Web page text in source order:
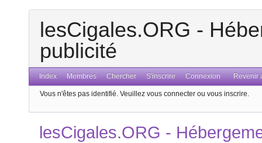
lesCigales.ORG -
publicité
Index Membres Chercher S'inscrire Connexion Revenir
Vous n'êtes pas identifié. Veuillez vous connecter ou vous inscrire.
lesCigales.ORG -